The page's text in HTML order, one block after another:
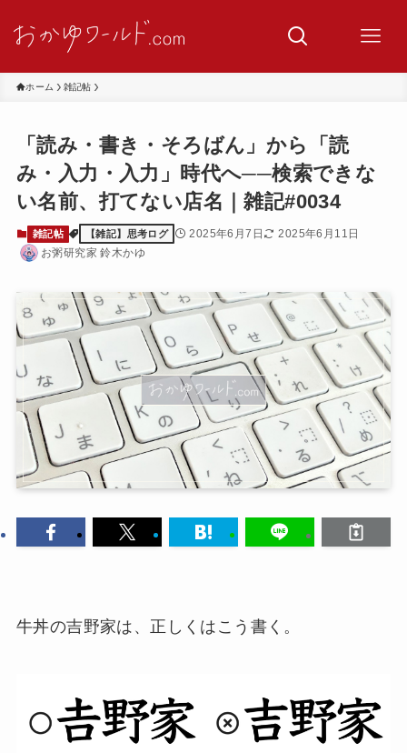
ホーム 雑記帖
「読み・書き・そろばん」から「読
み・入力・入力」時代へ──検索できな
い名前、打てない店名｜雑記#0034
雑記帖 【雑記】思考ログ 2025年6月7日
2025年6月11日
お粥研究家 鈴木かゆ
牛丼の吉野家は、正しくはこう書く。